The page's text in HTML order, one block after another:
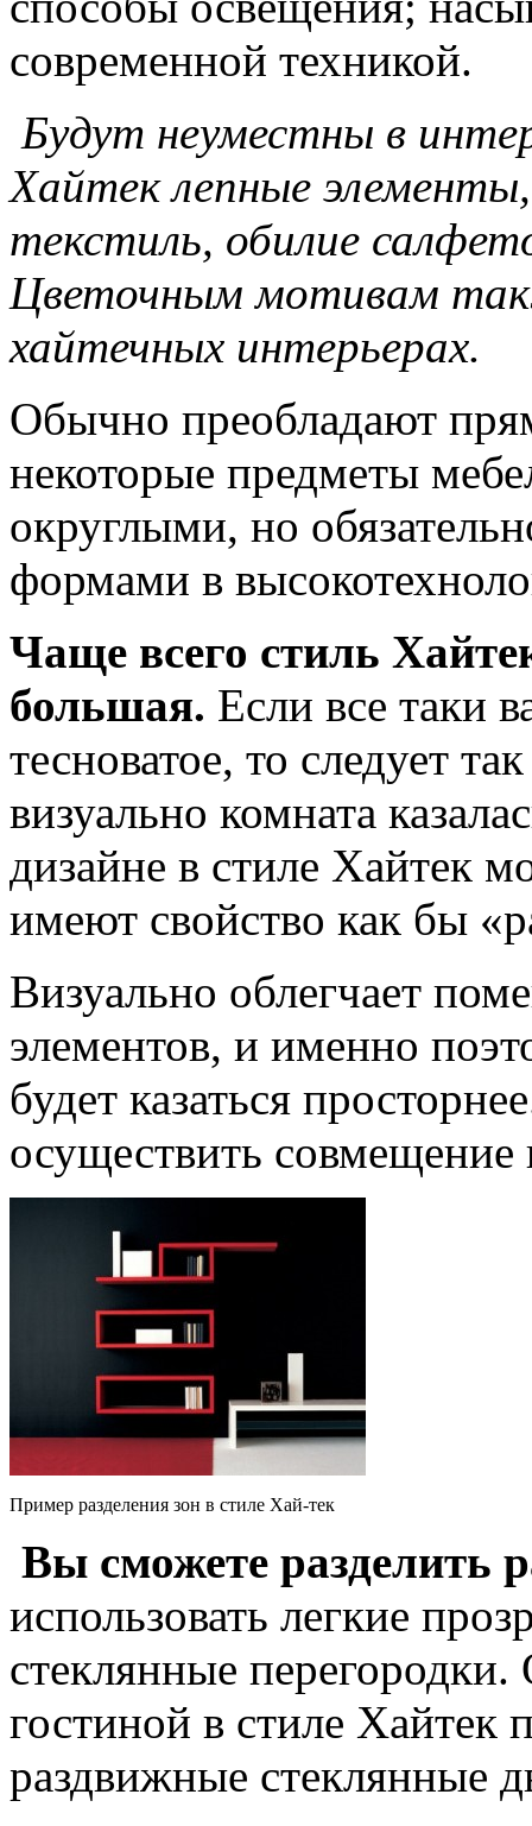
современной техникой.
Будут неуместны в
Хайтек лепные
текстиль, обилие
Цветочным мотивам
хайтечных интерьерах.
Обычно преобладают
некоторые предметы
округлыми, но
формами в
Чаще всего стиль
большая. Если все таки
тесноватое, то следует
визуально комната
дизайне в стиле Хайтек
имеют свойство как бы
Визуально облегчает
элементов, и именно
будет казаться
осуществить совмещение
Пример разделения зон в стиле Хай-тек
Вы сможете разделить
использовать легкие
стеклянные
гостиной в стиле Хайтек
раздвижные стеклянные